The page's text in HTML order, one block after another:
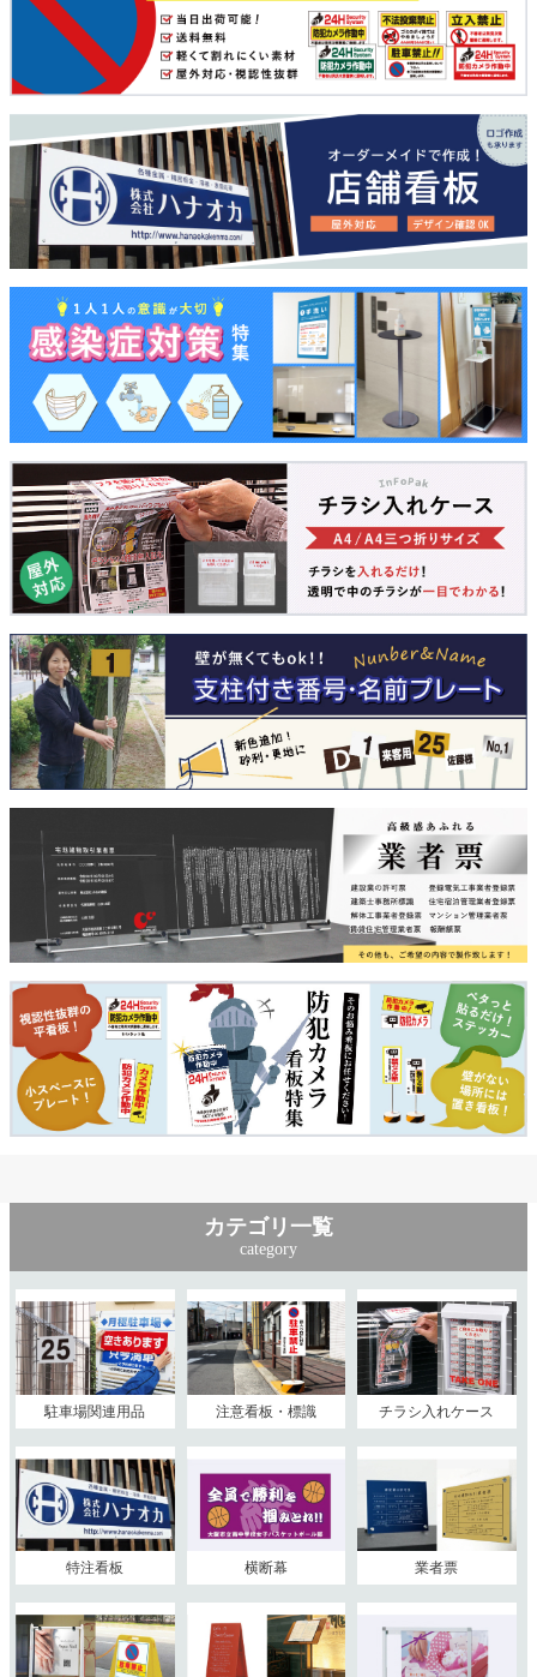
カテゴリ一覧
category
駐車場関連用品 注意看板・標識 チラシ入れケース
特注看板 横断幕 業者票